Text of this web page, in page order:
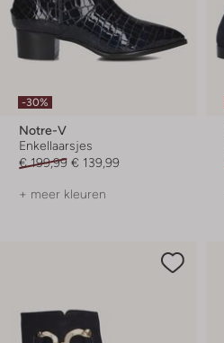
-30%
Notre-V
Enkellaarsjes
€ 199,99 € 139,99
+ meer kleuren